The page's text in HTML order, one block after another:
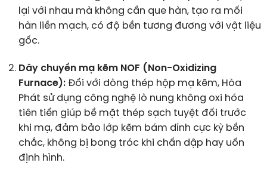
lại với nhau mà không cần que hàn, tạo ra mối
hàn liền mạch, có độ bền tương đương với vật liệu
gốc.
Dây chuyền mạ kẽm NOF (Non-Oxidizing
Furnace):Đối với dòng thép hộp mạ kẽm, Hòa
Phát sử dụng công nghệ lò nung không oxi hóa
tiên tiến giúp bề mặt thép sạch tuyệt đối trước
khi mạ, đảm bảo lớp kẽm bám dính cực kỳ bền
chắc, không bị bong tróc khi chấn dập hay uốn
định hình.